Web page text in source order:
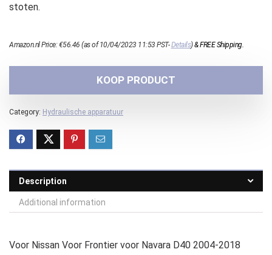
stoten.
Amazon.nl Price:€56.46 (as of 10/04/2023 11:53 PST-Details)&FREE Shipping.
KOOP PRODUCT
Category: Hydraulische apparatuur
Description
Additional information
Voor Nissan Voor Frontier voor Navara D40 2004-2018